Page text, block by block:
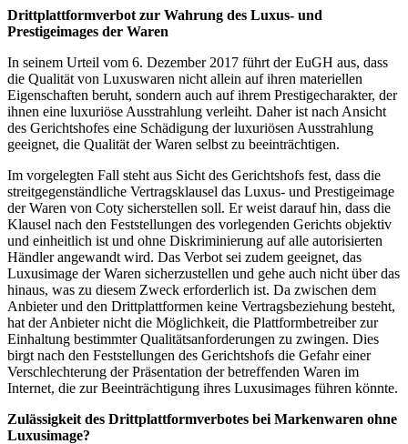
Drittplattformverbot zur Wahrung des Luxus- und
Prestigeimages der Waren
In seinem Urteil vom 6. Dezember 2017 führt der EuGH aus, dass
die Qualität von Luxuswaren nicht allein auf ihren materiellen
Eigenschaften beruht, sondern auch auf ihrem Prestigecharakter, der
ihnen eine luxuriöse Ausstrahlung verleiht. Daher ist nach Ansicht
des Gerichtshofes eine Schädigung der luxuriösen Ausstrahlung
geeignet, die Qualität der Waren selbst zu beeinträchtigen.
Im vorgelegten Fall steht aus Sicht des Gerichtshofs fest, dass die
streitgegenständliche Vertragsklausel das Luxus- und Prestigeimage
der Waren von Coty sicherstellen soll. Er weist darauf hin, dass die
Klausel nach den Feststellungen des vorlegenden Gerichts objektiv
und einheitlich ist und ohne Diskriminierung auf alle autorisierten
Händler angewandt wird. Das Verbot sei zudem geeignet, das
Luxusimage der Waren sicherzustellen und gehe auch nicht über das
hinaus, was zu diesem Zweck erforderlich ist. Da zwischen dem
Anbieter und den Drittplattformen keine Vertragsbeziehung besteht,
hat der Anbieter nicht die Möglichkeit, die Plattformbetreiber zur
Einhaltung bestimmter Qualitätsanforderungen zu zwingen. Dies
birgt nach den Feststellungen des Gerichtshofs die Gefahr einer
Verschlechterung der Präsentation der betreffenden Waren im
Internet, die zur Beeinträchtigung ihres Luxusimages führen könnte.
Zulässigkeit des Drittplattformverbotes bei Markenwaren ohne
Luxusimage?